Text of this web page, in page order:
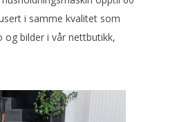
i samme kvalitet som
og bilder i vår nettbutikk,